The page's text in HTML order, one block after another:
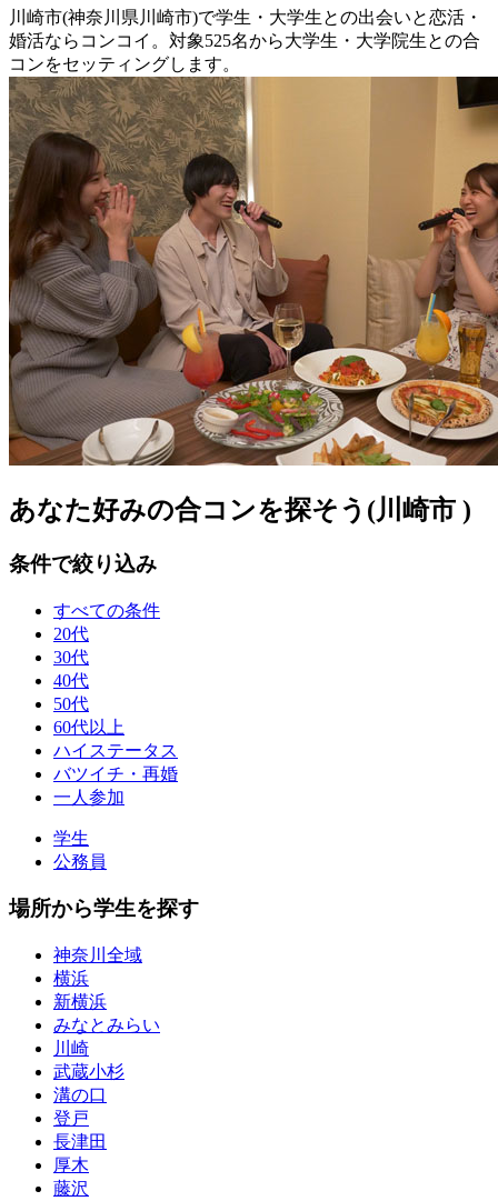
川崎市(神奈川県川崎市)で学生・大学生との出会いと恋活・
婚活ならコンコイ。対象525名から大学生・大学院生との合
コンをセッティングします。
あなた好みの合コンを探そう(川崎市 )
条件で絞り込み
すべての条件
20代
30代
40代
50代
60代以上
ハイステータス
バツイチ・再婚
一人参加
学生
公務員
場所から学生を探す
神奈川全域
横浜
新横浜
みなとみらい
川崎
武蔵小杉
溝の口
登戸
長津田
厚木
藤沢